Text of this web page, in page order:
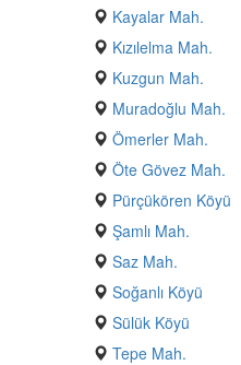
Kayalar Mah.
Kızılelma Mah.
Kuzgun Mah.
Muradoğlu Mah.
Ömerler Mah.
Öte Gövez Mah.
Pürçükören Köyü
Şamlı Mah.
Saz Mah.
Soğanlı Köyü
Sülük Köyü
Tepe Mah.